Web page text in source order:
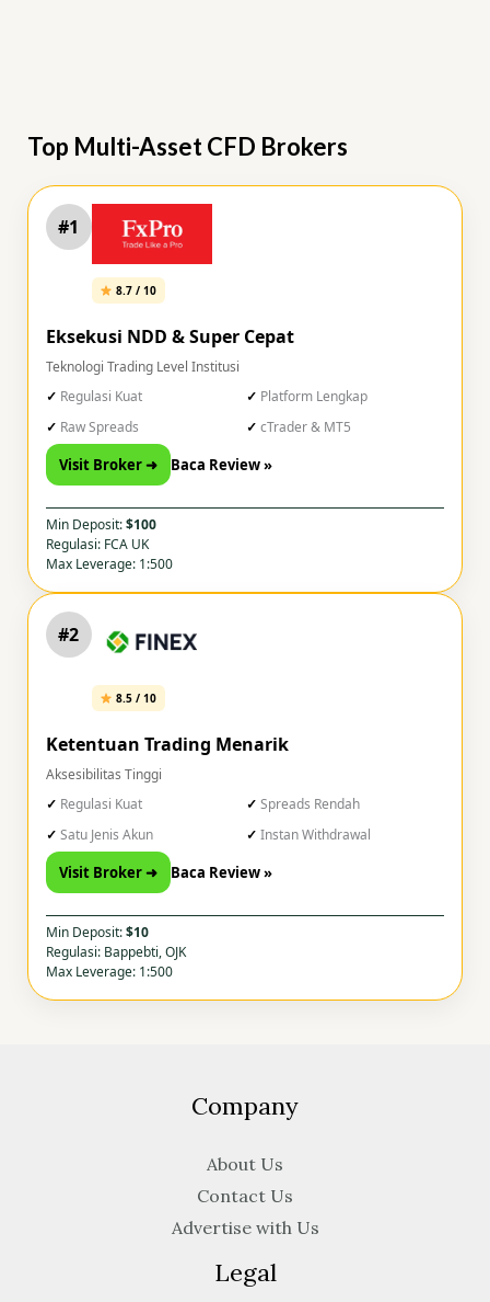
Top Multi-Asset CFD Brokers
#1
8.7 / 10
Eksekusi NDD & Super Cepat
Teknologi Trading Level Institusi
Regulasi Kuat
Platform Lengkap
Raw Spreads
cTrader & MT5
Visit Broker ➜ Baca Review »
Min Deposit:$100
Regulasi: FCA UK
Max Leverage: 1:500
#2
8.5 / 10
Ketentuan Trading Menarik
Aksesibilitas Tinggi
Regulasi Kuat
Spreads Rendah
Satu Jenis Akun
Instan Withdrawal
Visit Broker ➜ Baca Review »
Min Deposit:$10
Regulasi: Bappebti, OJK
Max Leverage: 1:500
Company
About Us
Contact Us
Advertise with Us
Legal